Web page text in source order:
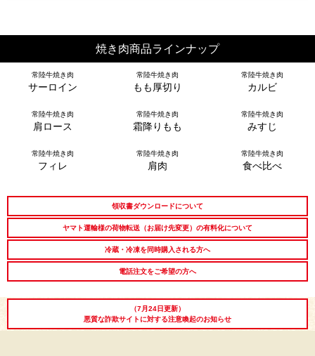
ト
出産内祝い 結婚内祝い 法事・香典返し
長寿祝い 高級肉ギフト 法人ギフト
LINEギフト ふるさと納税
焼き肉商品ラインナップ
常陸牛焼き肉
サーロイン
常陸牛焼き肉
もも厚切り
常陸牛焼き肉
カルビ
常陸牛焼き肉
肩ロース
常陸牛焼き肉
霜降りもも
常陸牛焼き肉
みすじ
常陸牛焼き肉
フィレ
常陸牛焼き肉
肩肉
常陸牛焼き肉
食べ比べ
領収書ダウンロードについて
ヤマト運輸様の荷物転送（お届け先変更）の有料化について
冷蔵・冷凍を同時購入される方へ
電話注文をご希望の方へ
（7月24日更新）
悪質な詐欺サイトに対する注意喚起のお知らせ